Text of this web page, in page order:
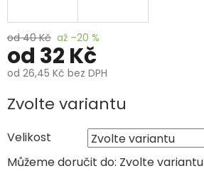
od 40 Kč až –20 %
od 32 Kč
od 26,45 Kč bez DPH
Měrná
cena:
Zvolte variantu
Velikost
Můžeme doručit do: Zvolte variantu